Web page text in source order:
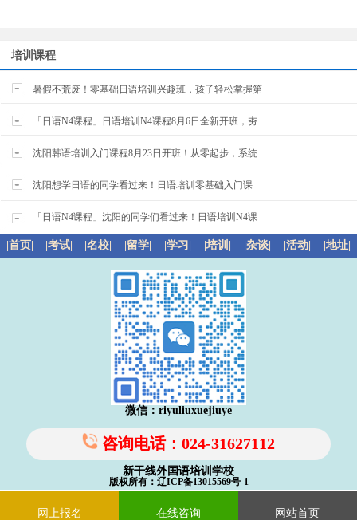
培训课程
暑假不荒废！零基础日语培训兴趣班，孩子轻松掌握第
「日语N4课程」日语培训N4课程8月6日全新开班，夯
沈阳韩语培训入门课程8月23日开班！从零起步，系统
沈阳想学日语的同学看过来！日语培训零基础入门课
「日语N4课程」沈阳的同学们看过来！日语培训N4课
|首页| |考试| |名校| |留学| |学习| |培训| |杂谈| |活动| |地址|
微信：riyuliuxuejiuye
咨询电话：024-31627112
新干线外国语培训学校
版权所有：辽ICP备13015569号-1
网上报名 在线咨询 网站首页